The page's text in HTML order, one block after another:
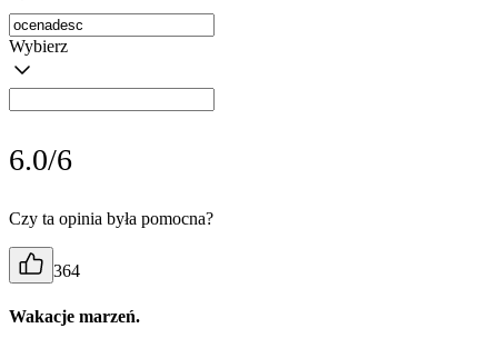
Wybierz
6.0/6
Czy ta opinia była pomocna?
364
Wakacje marzeń.